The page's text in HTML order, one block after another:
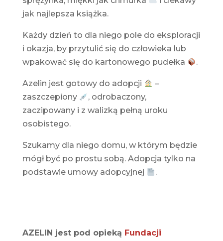
jak najlepsza książka.
Każdy dzień to dla niego pole do eksploracji
i okazja, by przytulić się do człowieka lub
wpakować się do kartonowego pudełka
.
Azelin jest gotowy do adopcji
–
zaszczepiony
, odrobaczony,
zaczipowany i z walizką pełną uroku
osobistego.
Szukamy dla niego domu, w którym będzie
mógł być po prostu sobą. Adopcja tylko na
podstawie umowy adopcyjnej
.
AZELIN jest pod opieką Fundacji